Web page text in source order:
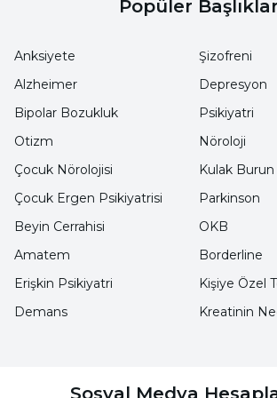
omurgada aşırı strese neden
Torasik Disk Hernisi (Bel
Nelerdir?
Torasik disk hernisi (bel fıtığı),
boyutuna ve yerine bağlı olarak
semptomlar gösterebilir. Bunları
sıralayabiliriz;
Orta Sırt Ağrısı: Lokalize ağrı.
Yayılan Ağrı:
Göğüs veya karın
Uyuşma ve Karıncalanma:
Popüler Başlıklar
Anksiyete
Alzheimer
Bipolar Bozukluk
Otizm
Çocuk Nörolojisi
Şizofreni
Depresyon
Psikiyatri
Nöroloji
Kulak
Çocuk Ergen Psikiyatrisi
Beyin Cerrahisi
Amatem
Erişkin Psikiyatri
Demans
Parkinson
OKB
Borderline
Kişiye Özel
Kreatinin
Sosyal Medya